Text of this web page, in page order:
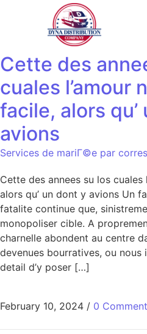
Cette des
cuales l’amour
facile, alors qu’
avions
Services de mariГ©e par
Cette des annees su los cuales
alors qu’ un dont y avions Un
fatalite continue que,
monopoliser cible. A
charnelle abondent au centre
devenues bourratives, ou
detail d’y poser […]
February 10, 2024 / 0